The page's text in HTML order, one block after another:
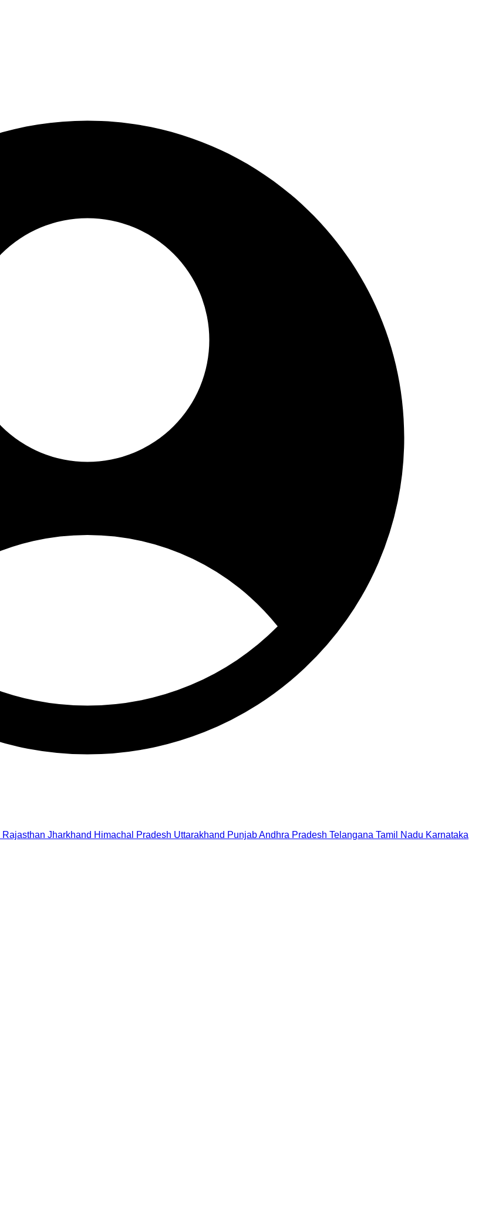
Rajasthan Jharkhand Himachal Pradesh Uttarakhand PunjabAndhra Pradesh Telangana Tamil Nadu Karnataka